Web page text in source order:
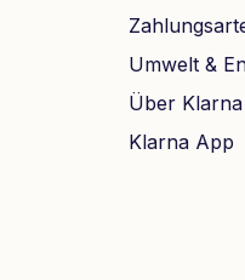
Umwelt &
Über Klarna
Klarna App